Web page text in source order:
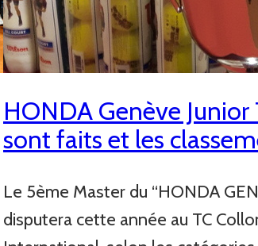
HONDA Genève
sont faits et les
Le 5ème Master du “HONDA
disputera cette année au TC